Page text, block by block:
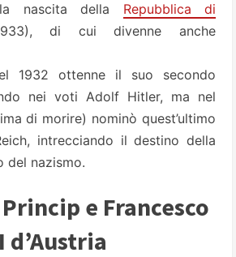
nascita della Repubblica di
1933), di cui divenne anche
1932 ottenne il suo secondo
nei voti Adolf Hitler, ma nel
di morire) nominò quest’ultimo
intrecciando il destino della
del nazismo.
e Francesco
d’Austria